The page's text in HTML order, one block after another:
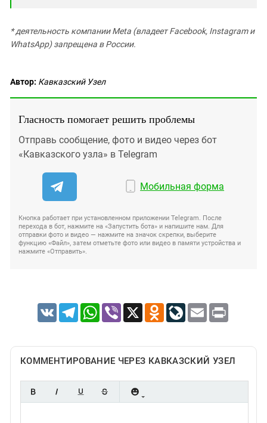
* деятельность компании Meta (владеет Facebook, Instagram и
WhatsApp) запрещена в России.
Автор: Кавказский Узел
Гласность помогает решить проблемы
Отправь сообщение, фото и видео через бот
«Кавказского узла» в Telegram
Мобильная форма
Кнопка работает при установленном приложении Telegram. После
перехода в бот, нажмите на «Запустить бота» и напишите нам. Для
отправки фото и видео — нажмите на значок скрепки, выберите
функцию «Файл», затем отметьте фото или видео в памяти устройства и
нажмите «Отправить».
VK TelegramWhatsApp
Viber X Odnoklassniki
LiveJournal
Email Print
КОММЕНТИРОВАНИЕ ЧЕРЕЗ КАВКАЗСКИЙ УЗЕЛ